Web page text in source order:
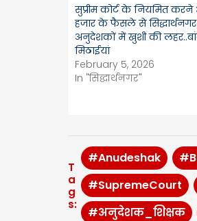
सुप्रीम कोर्ट के नियमित करने
हजार के फैसले से
अनुदेशकों में खुशी की
मिठाईयां
February 5, 2026
In "सिद्धार्थनगर"
T
a
g
s:
#Anudeshak
#SupremeCourt
#अनुदेशक_शिक्षक